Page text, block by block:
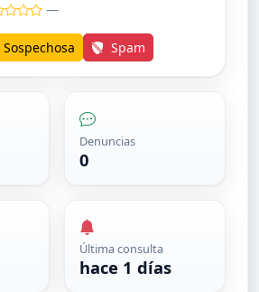
—
Sospechosa Spam
Denuncias
0
Última consulta
hace 1 días